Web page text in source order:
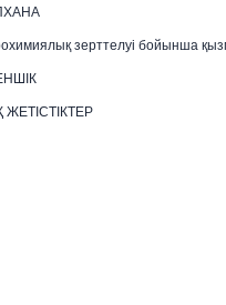
зерттелуі бойынша